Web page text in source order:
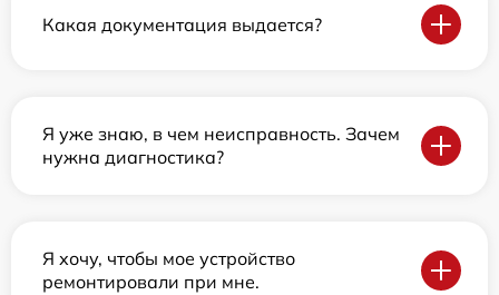
Какая документация выдается?
Я уже знаю, в чем неисправность. Зачем
нужна диагностика?
Я хочу, чтобы мое устройство
ремонтировали при мне.